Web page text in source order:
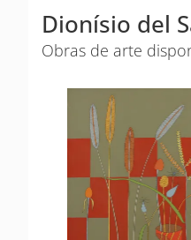
Dionísio del
Obras de arte